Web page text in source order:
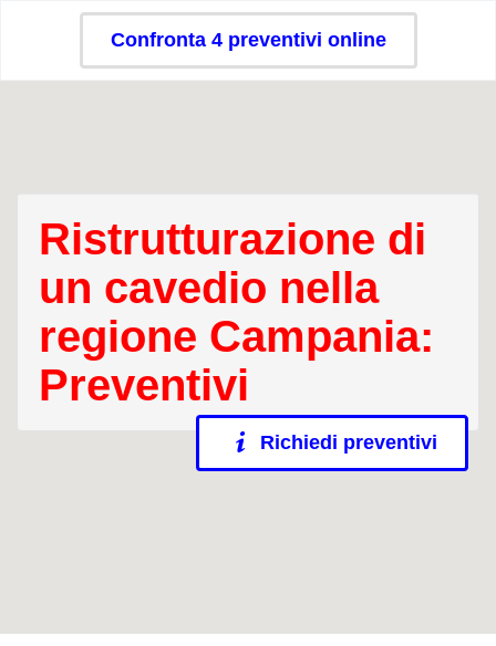
Confronta 4 preventivi online
Ristrutturazione di
un cavedio nella
regione Campania:
Preventivi
Richiedi preventivi